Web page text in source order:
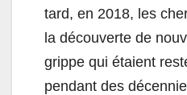
tard, en 2018, les
la découverte de
grippe qui étaient
pendant des